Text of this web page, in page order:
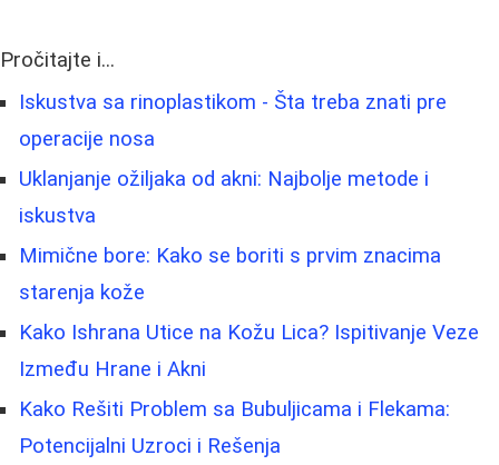
Pročitajte i...
Iskustva sa rinoplastikom - Šta treba znati pre
operacije nosa
Uklanjanje ožiljaka od akni: Najbolje metode i
iskustva
Mimične bore: Kako se boriti s prvim znacima
starenja kože
Kako Ishrana Utice na Kožu Lica? Ispitivanje Veze
Između Hrane i Akni
Kako Rešiti Problem sa Bubuljicama i Flekama:
Potencijalni Uzroci i Rešenja